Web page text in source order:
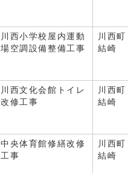
川西小学校屋内運動
場空調設備整備工事
川西町
結崎
川西文化会館トイレ
改修工事
川西町
結崎
中央体育館修繕改修
工事
川西町
結崎